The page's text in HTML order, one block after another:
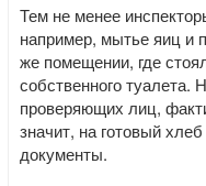
Тем не менее
например, мытье яиц и
же помещении, где
собственного туалета.
проверяющих лиц,
значит, на готовый
документы.